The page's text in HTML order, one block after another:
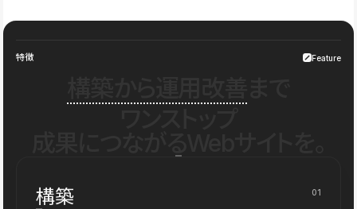
特徴 Feature
構築 01